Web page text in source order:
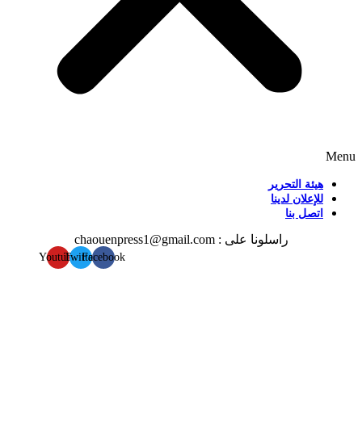
Menu
هيئة التحرير
للإعلان لدينا
اتصل بنا
راسلونا على : chaouenpress1@gmail.com
Facebook
Twitter
Youtube